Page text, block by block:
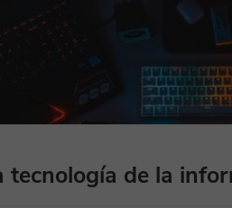
tecnología de la